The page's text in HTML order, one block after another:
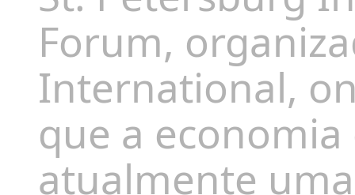
Forum,
International,
que a
atualmente